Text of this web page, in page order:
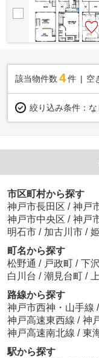
該当物件数 4件 空
絞り込み条件： な
市区町村から探す
神戸市長田区 / 神戸
神戸市中央区 / 神戸
明石市 / 加古川市 /
町名から探す
松野通 / 戸政町 / 下
白川台 / 潮見台町 /
路線から探す
神戸市西神・山手線 /
神戸高速東西線 / 神
神戸高速南北線 / 東
駅から探す